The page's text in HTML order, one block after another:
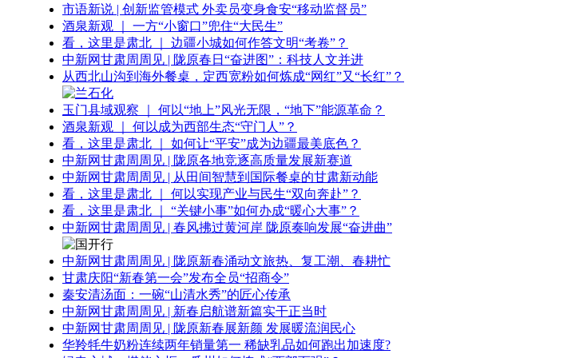
市语新说 | 创新监管模式 外卖员变身食安“移动监督员”
酒泉新观 ｜ 一方“小窗口”兜住“大民生”
看，这里是肃北 ｜ 边疆小城如何作答文明“考卷”？
中新网甘肃周周见 | 陇原春日“奋进图”：科技人文并进
从西北山沟到海外餐桌，定西宽粉如何炼成“网红”又“长红”？
玉门县域观察 ｜ 何以“地上”风光无限，“地下”能源革命？
酒泉新观 ｜ 何以成为西部生态“守门人”？
看，这里是肃北 ｜ 如何让“平安”成为边疆最美底色？
中新网甘肃周周见 | 陇原各地竞逐高质量发展新赛道
中新网甘肃周周见 | 从田间智慧到国际餐桌的甘肃新动能
看，这里是肃北 ｜ 何以实现产业与民生“双向奔赴”？
看，这里是肃北 ｜ “关键小事”如何办成“暖心大事”？
中新网甘肃周周见 | 春风拂过黄河岸 陇原奏响发展“奋进曲”
中新网甘肃周周见 | 陇原新春涌动文旅热、复工潮、春耕忙
甘肃庆阳“新春第一会”发布全员“招商令”
秦安清汤面：一碗“山清水秀”的匠心传承
中新网甘肃周周见 | 新春启航谱新篇实干正当时
中新网甘肃周周见 | 陇原新春展新颜 发展暖流润民心
华羚牦牛奶粉连续两年销量第一 稀缺乳品如何跑出加速度?